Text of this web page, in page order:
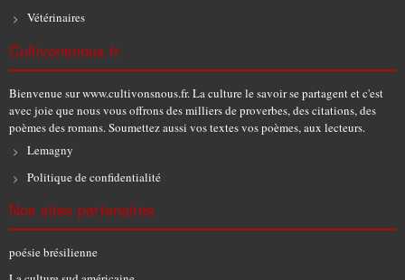
Vétérinaires
Cultivonsnous.fr
Bienvenue sur www.cultivonsnous.fr. La culture le savoir se partagent et c'est
avec joie que nous vous offrons des milliers de proverbes, des citations, des
poèmes des romans. Soumettez aussi vos textes vos poèmes, aux lecteurs.
Lemagny
Politique de confidentialité
Nos sites partenaires
poésie brésilienne